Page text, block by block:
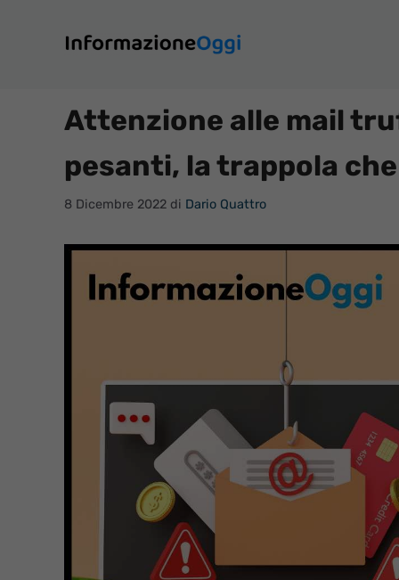
contenuto
Attenzione alle mail
pesanti, la trappola
8 Dicembre 2022 di Dario Quattro